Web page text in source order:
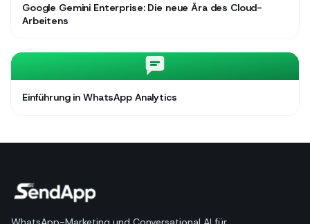
Google Gemini Enterprise: Die neue Ära des Cloud-
Arbeitens
Einführung in WhatsApp Analytics